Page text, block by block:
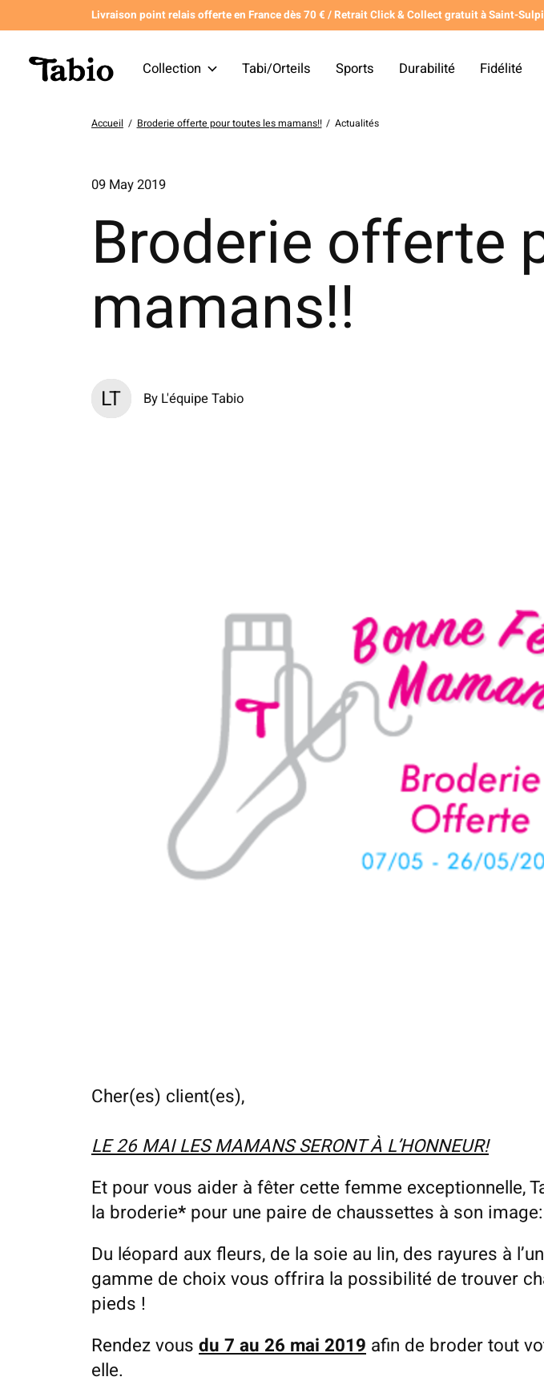
Livraison point relais offerte en France dès 70 € / Retrait Click & Collect gratuit à Saint-
Collection Tabi/Orteils Sports Durabilité Fidélité
Accueil / Broderie offerte pour toutes les mamans!! / Actualités
09 May 2019
Broderie offerte
mamans!!
LT By L'équipe Tabio
Cher(es) client(es),
LE 26 MAI LES MAMANS SERONT À L’HONNEUR!
Et pour vous aider à fêter cette femme exceptionnelle,
la broderie* pour une paire de chaussettes à son image:
Du léopard aux fleurs, de la soie au lin, des rayures à
gamme de choix vous offrira la possibilité de trouver
pieds !
Rendez vous du 7 au 26 mai 2019 afin de broder tout
elle.